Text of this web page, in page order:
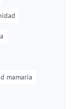
mamaria